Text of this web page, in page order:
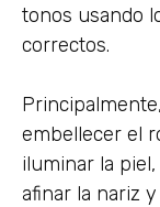
tonos usando
correctos.
embellecer el
iluminar la
afinar la nariz